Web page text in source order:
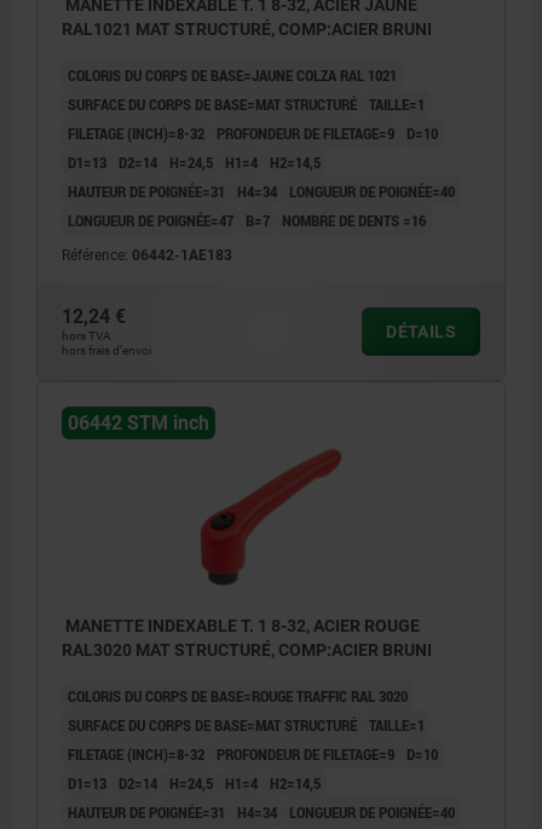
MANETTE INDEXABLE T. 1 8-32, ACIER JAUNE
RAL1021 MAT STRUCTURÉ, COMP:ACIER BRUNI
COLORIS DU CORPS DE BASE=JAUNE COLZA RAL 1021
SURFACE DU CORPS DE BASE=MAT STRUCTURÉ TAILLE=1
FILETAGE (INCH)=8-32
PROFONDEUR DE FILETAGE=9
D=10
D1=13
D2=14 H=24,5 H1=4
H2=14,5
HAUTEUR DE POIGNÉE=31
H4=34
LONGUEUR DE POIGNÉE=40
LONGUEUR DE POIGNÉE=47
B=7 NOMBRE DE DENTS =16
Référence: 06442-1AE183
12,24 €
hors TVA
hors frais d’envoi
DÉTAILS
06442 STM inch
MANETTE INDEXABLE T. 1 8-32, ACIER ROUGE
RAL3020 MAT STRUCTURÉ, COMP:ACIER BRUNI
COLORIS DU CORPS DE BASE=ROUGE TRAFFIC RAL 3020
SURFACE DU CORPS DE BASE=MAT STRUCTURÉ TAILLE=1
FILETAGE (INCH)=8-32
PROFONDEUR DE FILETAGE=9
D=10
D1=13
D2=14 H=24,5 H1=4
H2=14,5
HAUTEUR DE POIGNÉE=31
H4=34
LONGUEUR DE POIGNÉE=40